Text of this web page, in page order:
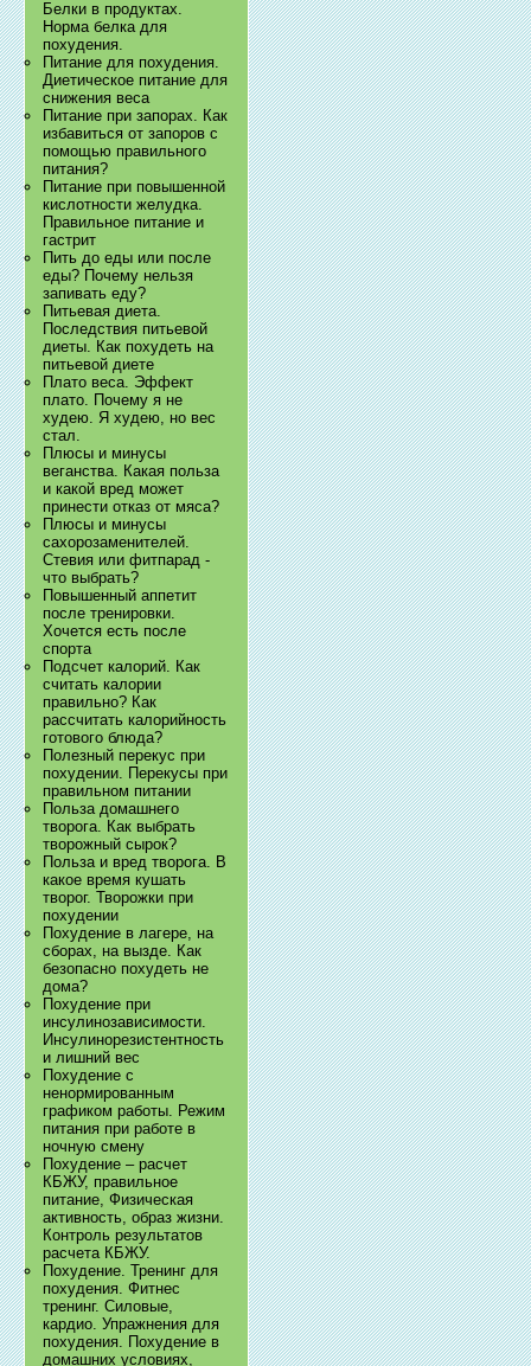
Белки в продуктах.
Норма белка для
похудения.
Питание для похудения.
Диетическое питание для
снижения веса
Питание при запорах. Как
избавиться от запоров с
помощью правильного
питания?
Питание при повышенной
кислотности желудка.
Правильное питание и
гастрит
Пить до еды или после
еды? Почему нельзя
запивать еду?
Питьевая диета.
Последствия питьевой
диеты. Как похудеть на
питьевой диете
Плато веса. Эффект
плато. Почему я не
худею. Я худею, но вес
стал.
Плюсы и минусы
веганства. Какая польза
и какой вред может
принести отказ от мяса?
Плюсы и минусы
сахорозаменителей.
Стевия или фитпарад -
что выбрать?
Повышенный аппетит
после тренировки.
Хочется есть после
спорта
Подсчет калорий. Как
считать калории
правильно? Как
рассчитать калорийность
готового блюда?
Полезный перекус при
похудении. Перекусы при
правильном питании
Польза домашнего
творога. Как выбрать
творожный сырок?
Польза и вред творога. В
какое время кушать
творог. Творожки при
похудении
Похудение в лагере, на
сборах, на вызде. Как
безопасно похудеть не
дома?
Похудение при
инсулинозависимости.
Инсулинорезистентность
и лишний вес
Похудение с
ненормированным
графиком работы. Режим
питания при работе в
ночную смену
Похудение – расчет
КБЖУ, правильное
питание, Физическая
активность, образ жизни.
Контроль результатов
расчета КБЖУ.
Похудение. Тренинг для
похудения. Фитнес
тренинг. Силовые,
кардио. Упражнения для
похудения. Похудение в
домашних условиях,